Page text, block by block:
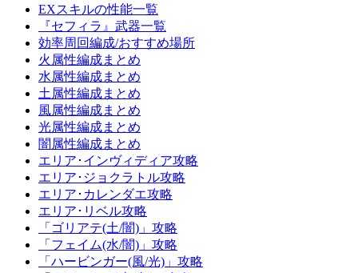
EXスキルの性能一覧
『セフィラ』武器一覧
効率周回編成/おすすめ場所
火属性編成まとめ
水属性編成まとめ
土属性編成まとめ
風属性編成まとめ
光属性編成まとめ
闇属性編成まとめ
エリア･インヴィディア攻略
エリア･ジョクラトル攻略
エリア･カレンダエ攻略
エリア･リベル攻略
「ゴリアテ(土/闇)」攻略
「フェイム(水/闇)」攻略
「ハービンガー(風/光)」攻略